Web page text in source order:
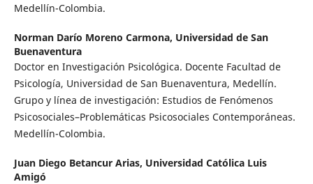
Medellín-Colombia.
Norman Darío Moreno Carmona, Universidad de San
Buenaventura
Doctor en Investigación Psicológica. Docente Facultad de
Psicología, Universidad de San Buenaventura, Medellín.
Grupo y línea de investigación: Estudios de Fenómenos
Psicosociales–Problemáticas Psicosociales Contemporáneas.
Medellín-Colombia.
Juan Diego Betancur Arias, Universidad Católica Luis
Amigó